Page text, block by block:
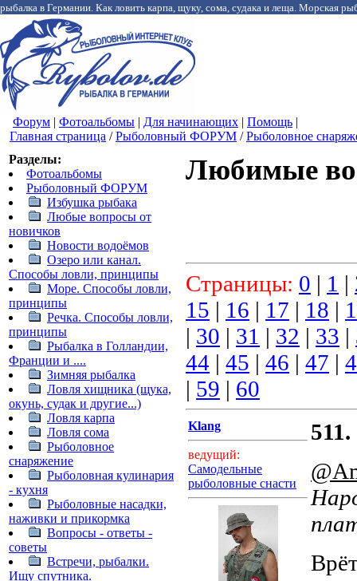
рыбалка в Германии. Как ловить карпа, щуку, сома, судака и леща. Морская
Форум | Фотоальбомы | Для начинающих | Помощь |
Главная страница /Рыболовный ФОРУМ /Рыболовное
Разделы:
Фотоальбомы
Рыболовный ФОРУМ
Избушка рыбака
Любые вопросы от
новичков
Новости водоёмов
Озеро или канал.
Способы ловли, принципы
Море. Способы ловли,
принципы
Речка. Способы ловли,
принципы
Рыбалка в Голландии,
Франции и ....
Зимняя рыбалка
Ловля хищника (щука,
окунь, судак и другие...)
Ловля карпа
Ловля сома
Рыболовное
снаряжение
Рыболовная кулинария
- кухня
Рыболовные насадки,
наживки и прикормка
Вопросы - ответы -
советы
Встречи, рыбалки.
Ищу спутника.
Любимые
Страницы: 0 | 1 |
15 | 16 | 17 | 18 |
| 30 | 31 | 32 | 33 |
44 | 45 | 46 | 47 |
| 59 | 60
Klang
ведущий:
Самодельные
рыболовные снасти
511.